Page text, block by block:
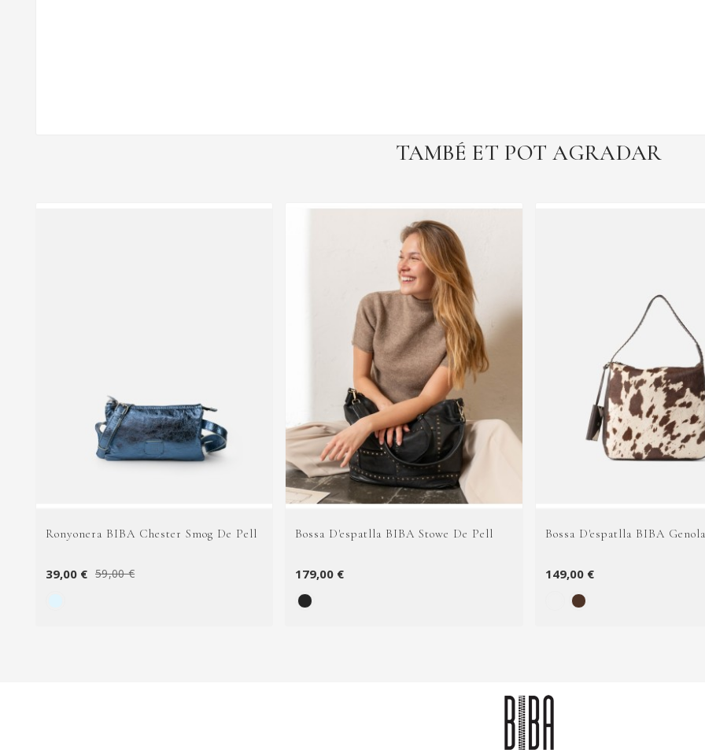
TAMBÉ ET POT AGRADAR
Ronyonera BIBA Chester Smog De Pell
39,00 € 59,00 €
Bossa D'espatlla BIBA Stowe De Pell
179,00 €
Bossa D'espatlla BIBA
149,00 €